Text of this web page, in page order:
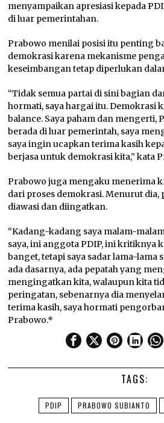
menyampaikan apresiasi kepada
di luar pemerintahan.
Prabowo menilai posisi itu penting
demokrasi karena mekanisme
keseimbangan tetap diperlukan
“Tidak semua partai di sini bagian
hormati, saya hargai itu. Demokrasi
balance. Saya paham dan mengerti,
berada di luar pemerintah, saya
saya ingin ucapkan terima kasih
berjasa untuk demokrasi kita,” kata
Prabowo juga mengaku menerima
dari proses demokrasi. Menurut
diawasi dan diingatkan.
“Kadang-kadang saya malam-
saya, ini anggota PDIP, ini kritiknya
banget, tetapi saya sadar lama-
ada dasarnya, ada pepatah yang
mengingatkan kita, walaupun kita
peringatan, sebenarnya dia
terima kasih, saya hormati
Prabowo.*
TAGS:
PDIP PRABOWO SUBIANTO